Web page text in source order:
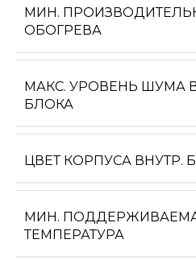
МИН.
ОБОГРЕВА
МАКС. УРОВЕНЬ ШУМА
БЛОКА
ЦВЕТ КОРПУСА ВНУТР.
МИН.
ТЕМПЕРАТУРА